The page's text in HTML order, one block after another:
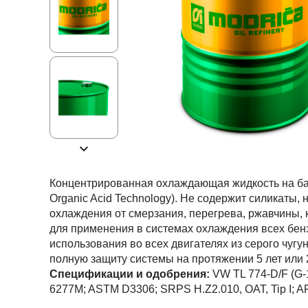
Ходовая часть
Электрооборудование
KOGEL
SACHS
BPW
Концентрированная охлаждающая жидкость на
Organic Acid Technology). Не содержит
охлаждения от смерзания, перегрева,
для применения в системах охлаждения всех
использования во всех двигателях из серого
полную защиту системы на протяжении 5 лет
Спецификации и одобрения: VW TL 774-D/F
6277M; ASTM D3306; SRPS H.Z2.010, OAT, Tip I;